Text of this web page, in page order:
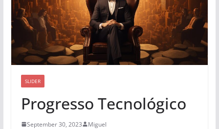
SLIDER
Progresso Tecnológico
September 30, 2023 Miguel